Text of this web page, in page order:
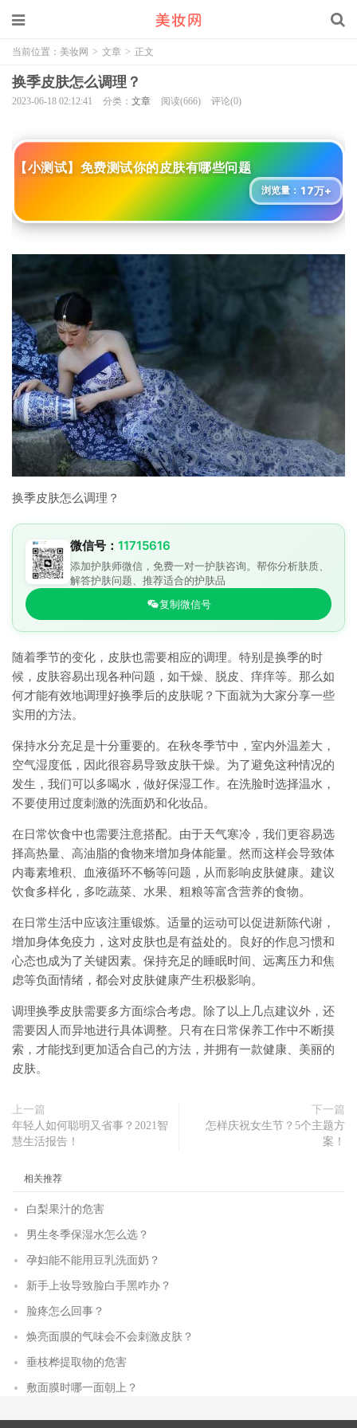
当前位置： 美妆网 > 文章 > 正文
换季皮肤怎么调理？
2023-06-18 02:12:41 分类： 文章 阅读(666) 评论(0)
【小测试】免费测试你的皮肤有哪些问题
浏览量： 17万+
换季皮肤怎么调理？
微信号： 11715616
添加护肤师微信，免费一对一护肤咨询。帮你分析肤质、
解答护肤问题、推荐适合的护肤品
复制微信号
随着季节的变化，皮肤也需要相应的调理。特别是换季的时
候，皮肤容易出现各种问题，如干燥、脱皮、痒痒等。那么如
何才能有效地调理好换季后的皮肤呢？下面就为大家分享一些
实用的方法。
保持水分充足是十分重要的。在秋冬季节中，室内外温差大，
空气湿度低，因此很容易导致皮肤干燥。为了避免这种情况的
发生，我们可以多喝水，做好保湿工作。在洗脸时选择温水，
不要使用过度刺激的洗面奶和化妆品。
在日常饮食中也需要注意搭配。由于天气寒冷，我们更容易选
择高热量、高油脂的食物来增加身体能量。然而这样会导致体
内毒素堆积、血液循环不畅等问题，从而影响皮肤健康。建议
饮食多样化，多吃蔬菜、水果、粗粮等富含营养的食物。
在日常生活中应该注重锻炼。适量的运动可以促进新陈代谢，
增加身体免疫力，这对皮肤也是有益处的。良好的作息习惯和
心态也成为了关键因素。保持充足的睡眠时间、远离压力和焦
虑等负面情绪，都会对皮肤健康产生积极影响。
调理换季皮肤需要多方面综合考虑。除了以上几点建议外，还
需要因人而异地进行具体调整。只有在日常保养工作中不断摸
索，才能找到更加适合自己的方法，并拥有一款健康、美丽的
皮肤。
上一篇
年轻人如何聪明又省事？2021智
慧生活报告！
下一篇
怎样庆祝女生节？5个主题方
案！
相关推荐
白梨果汁的危害
男生冬季保湿水怎么选？
孕妇能不能用豆乳洗面奶？
新手上妆导致脸白手黑咋办？
脸疼怎么回事？
焕亮面膜的气味会不会刺激皮肤？
垂枝桦提取物的危害
敷面膜时哪一面朝上？